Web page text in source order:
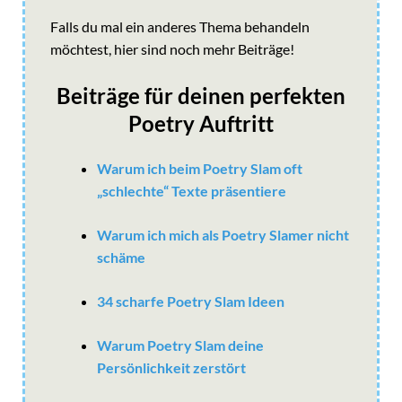
Falls du mal ein anderes Thema behandeln
möchtest, hier sind noch mehr Beiträge!
Beiträge für deinen perfekten
Poetry Auftritt
Warum ich beim Poetry Slam oft
„schlechte“ Texte präsentiere
Warum ich mich als Poetry Slamer nicht
schäme
34 scharfe Poetry Slam Ideen
Warum Poetry Slam deine
Persönlichkeit zerstört